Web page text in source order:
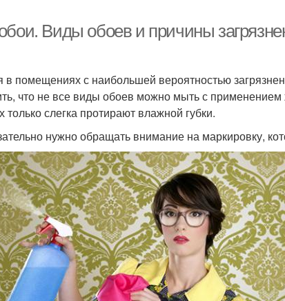
Виды обоев и причины
помещениях с наибольшей вероятностью
что не все виды обоев можно мыть с применением
слегка протирают влажной губки.
нужно обращать внимание на маркировку,